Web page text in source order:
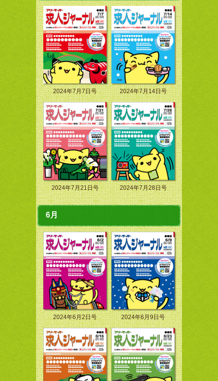
2024年7月7日号 2024年7月14日号
2024年7月21日号 2024年7月28日号
6月
2024年6月2日号 2024年6月9日号